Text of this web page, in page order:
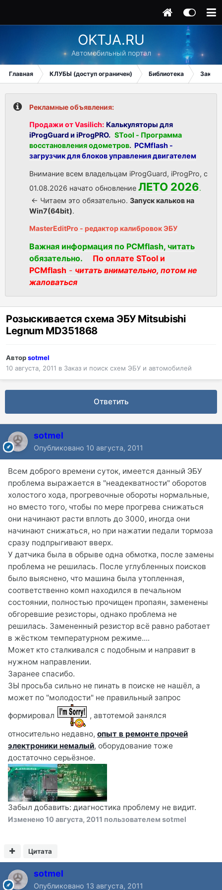
OKTJA.RU
Автомобильный портал
Главная КЛУБЫ (доступ ограничен) Библиотека Заказ
Рекламные объявления:
Продажи от Vasilich: Калькуляторы для
iProgGuard и iProgPRO. STool - Программа
восстановления одометров. PCMflash -
загрузчик для блоков управления двигателем
Внимание всем владельцам iProgGuard, iProgPro, с
01.08.2026 начато обновление ЛЕТО 2026.
<- Читаем это обязательно. Запуск кальков на
Win7(64bit).
MasterEditPro - редактор калибровок ЭБУ
Важная информация по PCMflash, читать
обязательно.
По оплате STool и
PCMflash - читать внимательно, потом не
жаловаться
Розыскивается схема ЭБУ Мitsubishi
Legnum MD351868
Авторsotmel
10 августа, 2011 в Заказ и поиск схем ЭБУ и автомобилей
Ответить
sotmel
Опубликовано 10 августа, 2011
Всем доброго времени суток, имеется данный ЭБУ
проблема выражается в "неадекватности" оборотов
холостого хода, прогревочные обороты нормальные,
но вместо того, чтобы по мере прогрева снижаться
они начинают расти вплоть до 3000, иногда они
начинают снижаться, но при нажатии педали тормоза
сразу подпрыгивают вверх.
У датчика была в обрыве одна обмотка, после замены
проблема не решилась. После углубленных поисков
было выяснено, что машина была утопленная,
соответственно комп находился в печальном
состоянии, полностью прочищен пропаян, заменены
обгоревшие резисторы, однако проблема не
решилась. Замененный резистор всё равно работает
в жёстком температурном режиме....
Может кто сталкивался с подобным и направит в
нужном направлении.
Заранее спасибо.
ЗЫ просьба сильно не пинать в поиске не нашёл, а
может по "молодости" не правильный запрос
формировал
, автотемой занялся
относительно недавно, опыт в ремонте прочей
электроники немалый, оборудование тоже
достаточно серьёзное.
Забыл добавить: диагностика проблему не видит.
Изменено 10 августа, 2011 пользователем sotmel
Цитата
sotmel
Опубликовано 13 августа, 2011